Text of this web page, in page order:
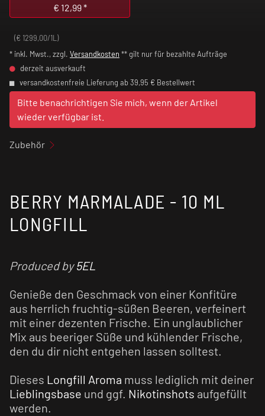
€ 12,99*
(€ 1299,00/1L)
* inkl. Mwst., zzgl. Versandkosten ** gilt nur für bezahlte Aufträge
derzeit ausverkauft
versandkostenfreie Lieferung ab 39,95 € Bestellwert
Bitte benachrichtigen Sie mich, wenn der Artikel
wieder verfügbar ist.
Zubehör
BERRY MARMALADE - 10 ML
LONGFILL
Produced by5EL
Genieße den Geschmack von einer Konfitüre
aus herrlich fruchtig-süßen Beeren, verfeinert
mit einer dezenten Frische. Ein unglaublicher
Mix aus beeriger Süße und kühlender Frische,
den du dir nicht entgehen lassen solltest.
Dieses Longfill Aroma muss lediglich mit deiner
Lieblingsbase und ggf. Nikotinshots aufgefüllt
werden.